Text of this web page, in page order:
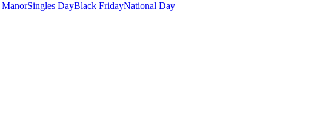
ManorSingles DayBlack FridayNational Day